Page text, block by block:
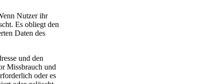
Nutzer ihr
Es obliegt den
Daten des
und den
Missbrauch und
oder es